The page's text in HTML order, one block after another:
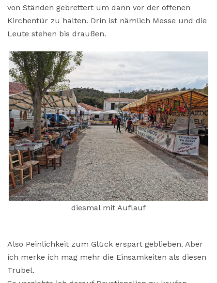
von Ständen gebrettert um dann vor der offenen
Kirchentür zu halten. Drin ist nämlich Messe und die
Leute stehen bis draußen.
diesmal mit Auflauf
Also Peinlichkeit zum Glück erspart geblieben. Aber
ich merke ich mag mehr die Einsamkeiten als diesen
Trubel.